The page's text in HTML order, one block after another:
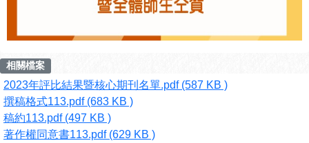
相關檔案
2023年評比結果暨核心期刊名單.pdf (587 KB )
撰稿格式113.pdf (683 KB )
稿約113.pdf (497 KB )
著作權同意書113.pdf (629 KB )